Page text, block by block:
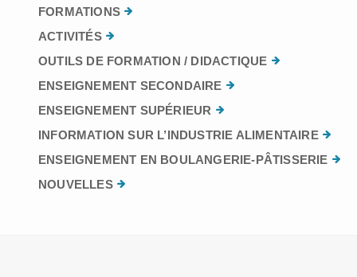
FORMATIONS
ACTIVITÉS
OUTILS DE FORMATION / DIDACTIQUE
ENSEIGNEMENT SECONDAIRE
ENSEIGNEMENT SUPÉRIEUR
INFORMATION SUR L’INDUSTRIE ALIMENTAIRE
ENSEIGNEMENT EN BOULANGERIE-PÂTISSERIE
NOUVELLES